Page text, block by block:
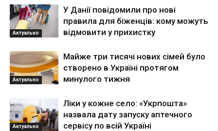
Актуально
У Данії повідомили про нові
правила для біженців: кому можуть
відмовити у прихистку
Актуально
Майже три тисячі нових сімей було
створено в Україні протягом
минулого тижня
Актуально
Ліки у кожне село: «Укрпошта»
назвала дату запуску аптечного
сервісу по всій Україні